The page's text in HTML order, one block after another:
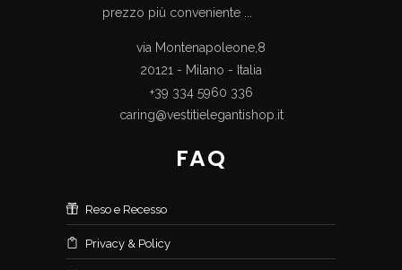
prezzo più conveniente ...
via Montenapoleone,8
20121 - Milano - Italia
+39 334 5960 336
caring@vestitielegantishop.it
FAQ
Reso e Recesso
Privacy & Policy